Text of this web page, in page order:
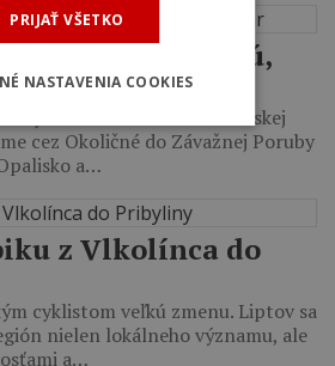
na Malužinú,
vyrazíme smerom do mestskej
cez Okoličné do Závažnej Poruby
a…
z Vlkolínca do
cyklistom veľkú zmenu. Liptov sa
nielen lokálneho významu, ale
a…
PRIJAŤ VŠETKO
NASTAVENIA COOKIES